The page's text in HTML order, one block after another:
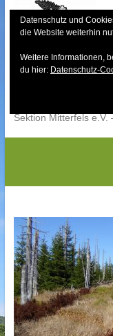
content
Sektion Mitterfels e.V.
Datenschutz und
die Website weiterhin
Weitere Informationen,
du hier: Datenschutz-